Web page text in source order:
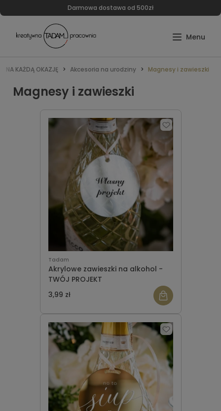
Darmowa dostawa od 500zł
NA KAŻDĄ OKAZJĘ Akcesoria na urodziny Magnesy i zawieszki
Magnesy i zawieszki
Tadam
Akrylowe zawieszki na alkohol -
TWÓJ PROJEKT
3,99 zł